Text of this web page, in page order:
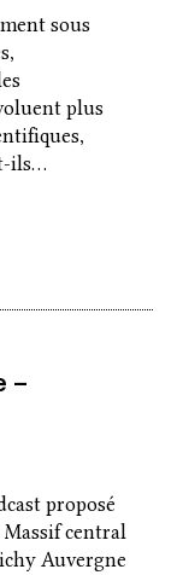
sous
plus
ils…
–
proposé
Massif central
Auvergne